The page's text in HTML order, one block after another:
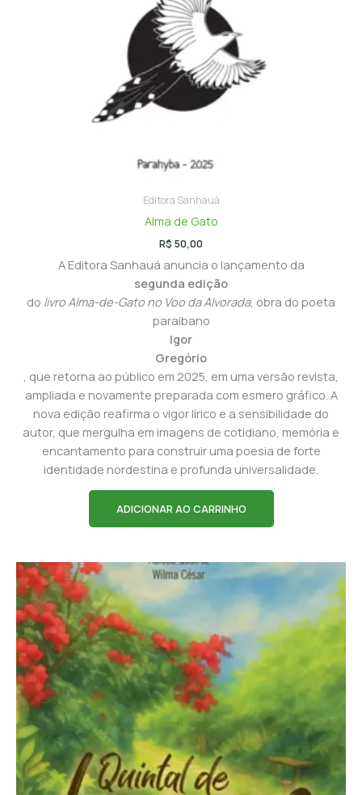
Editora Sanhauá
Alma de Gato
R$ 50,00
A Editora Sanhauá anuncia o lançamento da
segunda edição
do livro Alma-de-Gato no Voo da Alvorada, obra do poeta
paraibano
Igor
Gregório
, que retorna ao público em 2025, em uma versão revista,
ampliada e novamente preparada com esmero gráfico. A
nova edição reafirma o vigor lírico e a sensibilidade do
autor, que mergulha em imagens de cotidiano, memória e
encantamento para construir uma poesia de forte
identidade nordestina e profunda universalidade.
ADICIONAR AO CARRINHO